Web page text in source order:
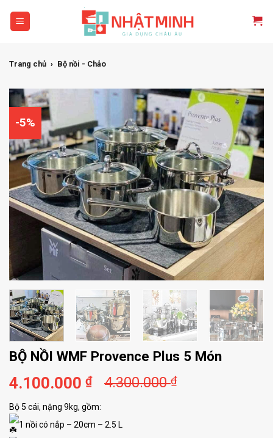
Trang chủ › Bộ nồi - Chảo
-5%
BỘ NỒI WMF Provence Plus 5 Món
4.300.000₫
4.100.000 ₫
Bộ 5 cái, nặng 9kg, gồm:
1 nồi có nắp – 20cm – 2.5 L